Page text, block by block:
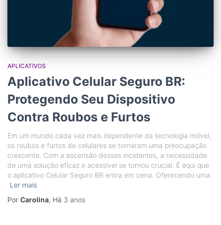
APLICATIVOS
Aplicativo Celular Seguro BR:
Protegendo Seu Dispositivo
Contra Roubos e Furtos
Em um mundo cada vez mais dependente da tecnologia móvel,
os roubos e furtos de celulares se tornaram uma preocupação
crescente. Com a ascensão desses incidentes, a necessidade
de uma solução eficaz e acessível se tornou crucial. É aqui que
o aplicativo Celular Seguro BR entra em cena. Oferecendo uma
Ler mais
Por Carolina, Há 3 anos